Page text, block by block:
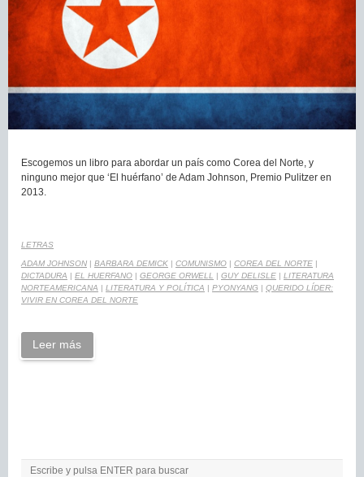
Escogemos un libro para abordar un país como Corea del Norte, y
ninguno mejor que ‘El huérfano’ de Adam Johnson, Premio Pulitzer en
2013.
LETRAS
ADAM JOHNSON | BARBARA DEMICK | COMUNISMO | COREA DEL NORTE |
DICTADURA | EL HUERFANO | GEORGE ORWELL | GUY DELISLE | LITERATURA
NORTEAMERICANA | LITERATURA Y POLÍTICA | PYONYANG | QUERIDO LÍDER:
VIVIR EN COREA DEL NORTE
Leer más